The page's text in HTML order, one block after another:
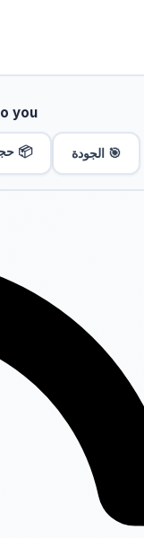
you?
🎯 الجودة 📦